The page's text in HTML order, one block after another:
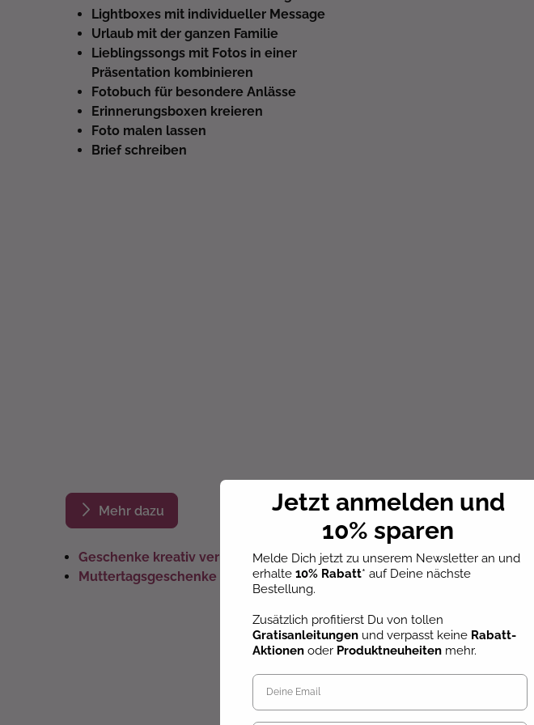
Lightboxes mit individueller Message
Urlaub mit der ganzen Familie
Lieblingssongs mit Fotos in einer
Präsentation kombinieren
Fotobuch für besondere Anlässe
Erinnerungsboxen kreieren
Foto malen lassen
Brief schreiben
Mehr dazu
Geschenke kreativ verpacken
Muttertagsgeschenke selbst gemacht
1Eine
Gemeinsame
Jetzt anmelden und
10% sparen
Melde Dich jetzt zu unserem Newsletter an und
erhalte 10% Rabatt* auf Deine nächste
Bestellung.
Zusätzlich profitierst Du von tollen
Gratisanleitungen und verpasst keine Rabatt-
Aktionen oder Produktneuheiten mehr.